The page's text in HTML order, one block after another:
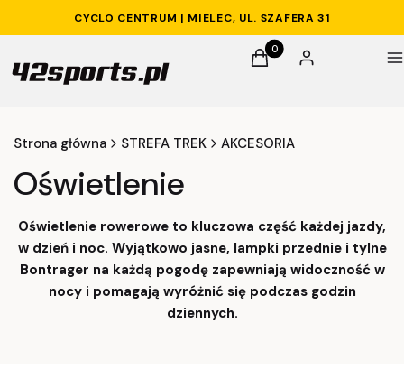
CYCLO CENTRUM | MIELEC, UL. SZAFERA 31
Produkty w koszyku: 0.
Koszyk Zaloguj się
Strona główna STREFA TREK AKCESORIA
Oświetlenie
Oświetlenie rowerowe to kluczowa część każdej jazdy,
w dzień i noc. Wyjątkowo jasne, lampki przednie i tylne
Bontrager na każdą pogodę zapewniają widoczność w
nocy i pomagają wyróżnić się podczas godzin
dziennych.